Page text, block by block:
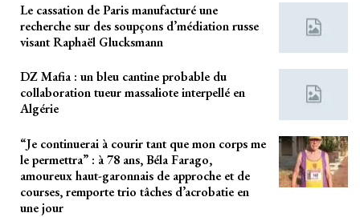
Le cassation de Paris manufacturé une
recherche sur des soupçons d’médiation russe
visant Raphaël Glucksmann
DZ Mafia : un bleu cantine probable du
collaboration tueur massaliote interpellé en
Algérie
“Je continuerai à courir tant que mon corps me
le permettra” : à 78 ans, Béla Farago,
amoureux haut-garonnais de approche et de
courses, remporte trio tâches d’acrobatie en
une jour